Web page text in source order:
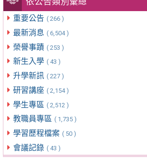
重要公告 ( 266 )
最新消息 ( 6,504 )
榮譽事蹟 ( 253 )
新生入學 ( 43 )
升學新訊 ( 227 )
研習講座 ( 2,154 )
學生專區 ( 2,512 )
教職員專區 ( 1,735 )
學習歷程檔案 ( 50 )
會議記錄 ( 43 )